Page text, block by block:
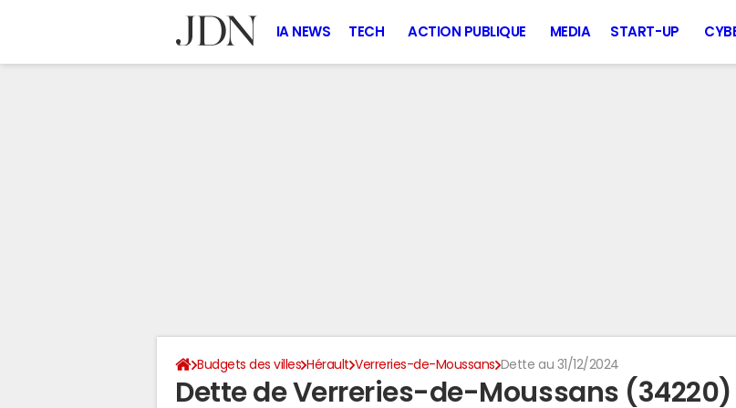
IA NEWS TECH ACTION PUBLIQUE MEDIA START-UP
Budgets des villes Hérault Verreries-de-Moussans Dette au 31/12/2024
Dette de Verreries-de-Moussans (34220)